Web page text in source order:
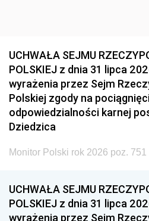
UCHWAŁA SEJMU
POLSKIEJ z dnia 31 lipca
wyrażenia przez Sejm
Polskiej zgody na
odpowiedzialności karnej
Dziedzica
Monitor Polski rok 2026 poz. 751
UCHWAŁA SEJMU
POLSKIEJ z dnia 31 lipca
wyrażenia przez Sejm